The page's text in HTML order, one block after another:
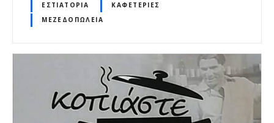
ΕΣΤΙΑΤΌΡΙΑ
ΚΑΦΕΤΈΡΙΕΣ
ΜΕΖΕΔΟΠΩΛΕΊΑ